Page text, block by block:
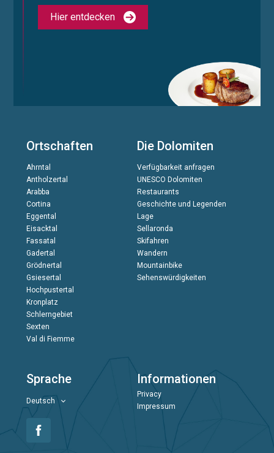
Hier entdecken
Ortschaften
Ahrntal
Antholzertal
Arabba
Cortina
Eggental
Eisacktal
Fassatal
Gadertal
Grödnertal
Gsiesertal
Hochpustertal
Kronplatz
Schlerngebiet
Sexten
Val di Fiemme
Die Dolomiten
Verfügbarkeit anfragen
UNESCO Dolomiten
Restaurants
Geschichte und Legenden
Lage
Sellaronda
Skifahren
Wandern
Mountainbike
Sehenswürdigkeiten
Sprache
Deutsch
Informationen
Privacy
Impressum